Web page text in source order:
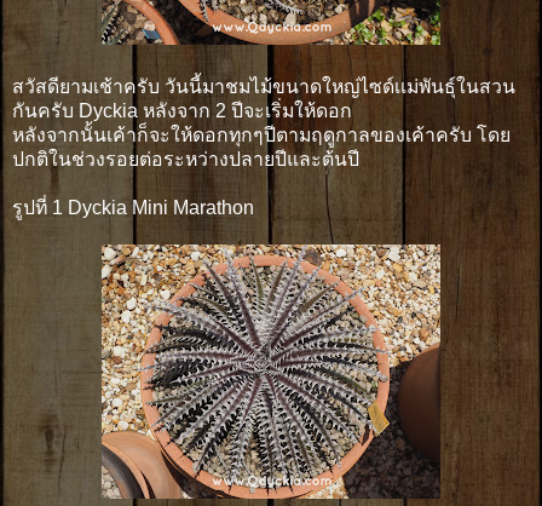
สวัสดียามเช้าครับ วันนี้มาชมไม้ขนาดใหญ่ไซด์เเม่พันธุ์ในสวน
กันครับ Dyckia หลังจาก 2 ปีจะเริ่มให้ดอก
หลังจากนั้นเค้าก็จะให้ดอกทุกๆปีตามฤดูกาลของเค้าครับ โดย
ปกติในช่วงรอยต่อระหว่างปลายปีและต้นปี
รูปที่ 1 Dyckia Mini Marathon